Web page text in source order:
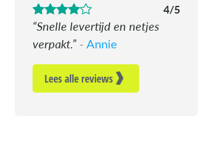
4/5
Snelle levertijd en netjes
verpakt. - Annie
Lees alle reviews